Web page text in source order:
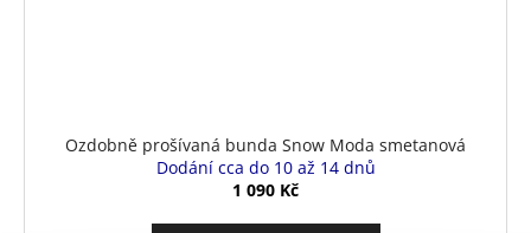
Ozdobně prošívaná bunda Snow Moda smetanová
Dodání cca do 10 až 14 dnů
1 090 Kč